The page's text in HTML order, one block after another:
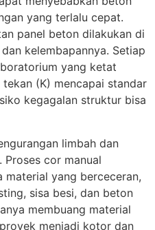
yang terlalu cepat.
panel beton dilakukan di
kelembapannya. Setiap
yang ketat
(K) mencapai standar
kegagalan struktur bisa
limbah dan
Proses cor manual
material yang berceceran,
sisa besi, dan beton
membuang material
menjadi kotor dan